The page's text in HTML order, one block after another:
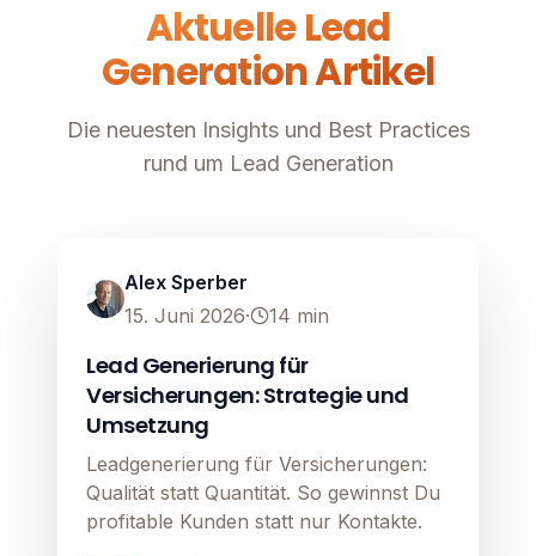
Aktuelle Lead
Generation Artikel
Die neuesten Insights und Best Practices
rund um Lead Generation
Alex Sperber
15. Juni 2026· 14 min
Lead Generierung für
Versicherungen: Strategie und
Umsetzung
Leadgenerierung für Versicherungen:
Qualität statt Quantität. So gewinnst Du
profitable Kunden statt nur Kontakte.